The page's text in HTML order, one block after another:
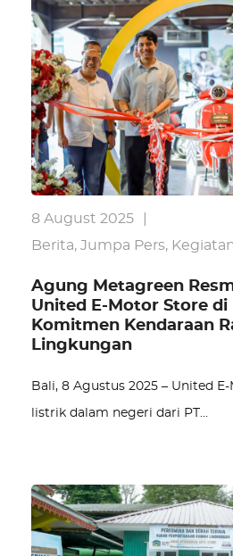
8 August 2025
Berita, Jumpa Pers,
Agung Metagreen
United E-Motor Store di
Komitmen Kendaraan
Lingkungan
Bali, 8 Agustus 2025 – United
listrik dalam negeri dari PT…